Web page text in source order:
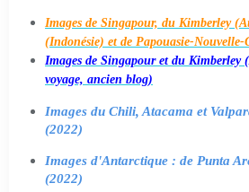
Images de Singapour, du Kimberley
(Indonésie) et de Papouasie-
Images de Singapour et du Kimberley
voyage, ancien blog)
Images du Chili, Atacama et
(2022)
Images d'Antarctique : de Punta
(2022)